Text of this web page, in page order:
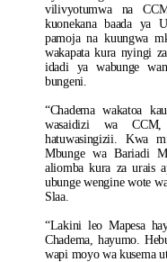
vilivyotumwa na
kuonekana baada ya
pamoja na kuungwa
wakapata kura nyingi
idadi ya wabunge
bungeni.
“Chadema wakatoa
wasaidizi wa
hatuwasingizii. Kwa
Mbunge wa Bariadi
aliomba kura za urais
ubunge wengine wote
Slaa.
“Lakini leo Mapesa
Chadema, hayumo.
wapi moyo wa kusema